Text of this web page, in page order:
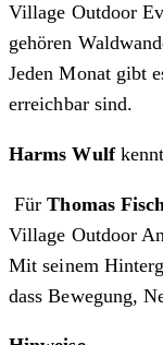
Village Outdoor
gehören
Jeden Monat gibt
erreichbar sind.
Harms Wulf
FürThomas
Village Outdoor
Mit seinem
dass Bewegung,